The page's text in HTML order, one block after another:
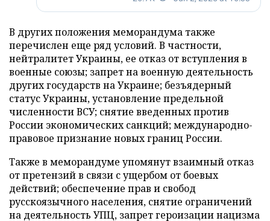
В других положения меморандума также
перечислен еще ряд условий. В частности,
нейтралитет Украины, ее отказ от вступления в
военные союзы; запрет на военную деятельность
других государств на Украине; безъядерный
статус Украины, установление предельной
численности ВСУ; снятие введенных против
России экономических санкций; международно-
правовое признание новых границ России.
Также в меморандуме упомянут взаимный отказ
от претензий в связи с ущербом от боевых
действий; обеспечение прав и свобод
русскоязычного населения, снятие ограничений
на деятельность УПЦ, запрет героизации нацизма